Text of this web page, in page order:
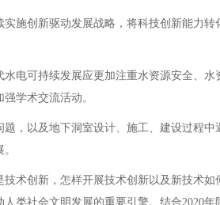
施创新驱动发展战略，将科技创新能力转
电可持续发展应更加注重水资源安全、
学术交流活动。
，以及地下洞室设计、施工、建设过程
术创新，怎样开展技术创新以及新技术
类社会文明发展的重要引擎。结合2020年